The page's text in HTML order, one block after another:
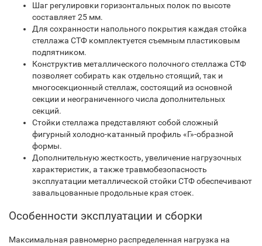
Шаг регулировки горизонтальных полок по высоте
составляет 25 мм.
Для сохранности напольного покрытия каждая стойка
стеллажа СТФ комплектуется съемным пластиковым
подпятником.
Конструктив металлического полочного стеллажа СТФ
позволяет собирать как отдельно стоящий, так и
многосекционный стеллаж, состоящий из основной
секции и неограниченного числа дополнительных
секций.
Стойки стеллажа представляют собой сложный
фигурный холодно-катанный профиль «Г»-образной
формы.
Дополнительную жесткость, увеличение нагрузочных
характеристик, а также травмобезопасность
эксплуатации металлической стойки СТФ обеспечивают
завальцованные продольные края стоек.
Особенности эксплуатации и сборки
Максимальная равномерно распределенная нагрузка на